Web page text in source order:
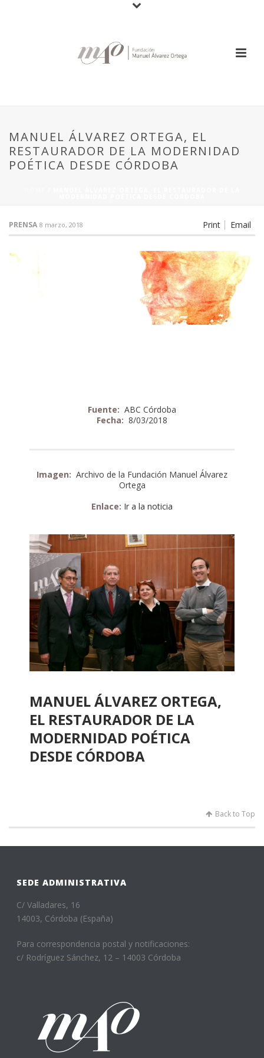
MANUEL ÁLVAREZ ORTEGA, EL
RESTAURADOR DE LA MODERNIDAD
POÉTICA DESDE CÓRDOBA
Print Email
PRENSA 8 marzo, 2018
Fuente: ABC Córdoba
Fecha: 8/03/2018
Imagen: Archivo de la Fundación Manuel Álvarez
Ortega
Enlace: Ir a la noticia
MANUEL ÁLVAREZ ORTEGA,
EL RESTAURADOR DE LA
MODERNIDAD POÉTICA
DESDE CÓRDOBA
Back to Top
SEDE ADMINISTRATIVA
C/ Valladares, 16
14003, Córdoba (España)
Para correspondencia postal y notificaciones:
c/ Rodríguez Sánchez, 12 – 14003 Córdoba